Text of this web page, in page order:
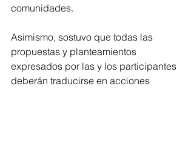
comunidades.
Asimismo, sostuvo que todas las
propuestas y planteamientos
expresados por las y los participantes
deberán traducirse en acciones